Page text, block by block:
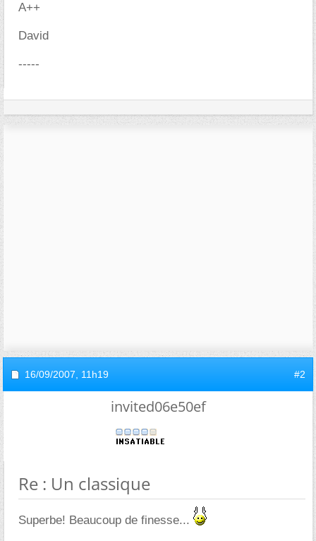
A++
David
-----
16/09/2007, 11h19 #2
invited06e50ef
Re : Un classique
Superbe! Beaucoup de finesse...